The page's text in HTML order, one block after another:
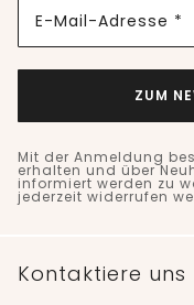
E-Mail-Adresse *
ZUM
Mit der Anmeldung
erhalten und über
informiert werden zu
jederzeit widerrufen
Kontaktiere uns